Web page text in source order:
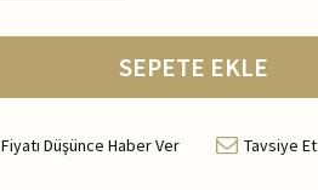
SEPETE EKLE
Fiyatı Düşünce Haber Ver Tavsiye Et